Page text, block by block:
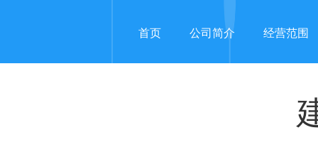
首页 公司简介 经营范围